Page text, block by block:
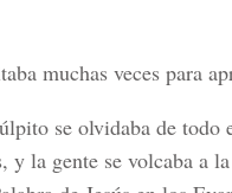
muchas veces para
se olvidaba de
y la gente se volcaba a